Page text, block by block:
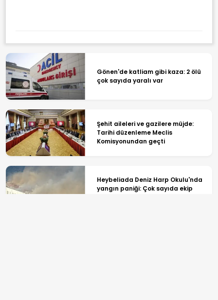
Gönen'de katliam gibi kaza: 2 ölü
çok sayıda yaralı var
Şehit aileleri ve gazilere müjde:
Tarihi düzenleme Meclis
Komisyonundan geçti
Heybeliada Deniz Harp Okulu'nda
yangın paniği: Çok sayıda ekip